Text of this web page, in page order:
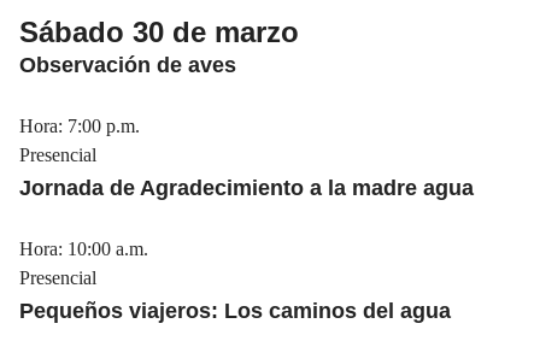
Sábado 30 de marzo
Observación de aves
Hora: 7:00 p.m.
Presencial
Jornada de Agradecimiento a la madre agua
Hora: 10:00 a.m.
Presencial
Pequeños viajeros: Los caminos del agua